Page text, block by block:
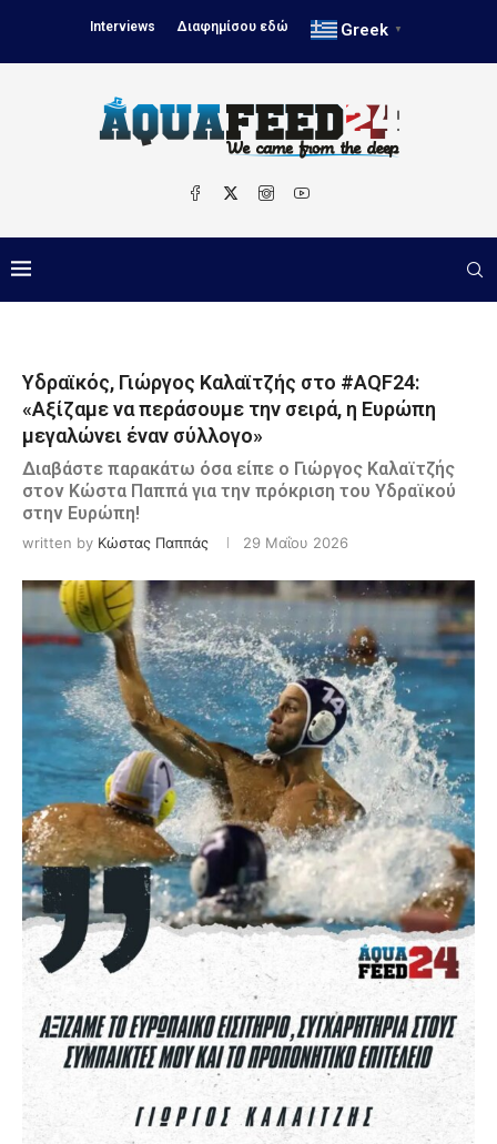
Interviews Διαφημίσου εδώ Greek ▼
Υδραϊκός, Γιώργος Καλαϊτζής στο #AQF24:
«Αξίζαμε να περάσουμε την σειρά, η Ευρώπη
μεγαλώνει έναν σύλλογο»
Διαβάστε παρακάτω όσα είπε ο Γιώργος Καλαϊτζής
στον Κώστα Παππά για την πρόκριση του Υδραϊκού
στην Ευρώπη!
written by Κώστας Παππάς 29 Μαΐου 2026